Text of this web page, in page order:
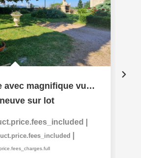
Maison en pierre avec magnifique vue sur la campagne
sur lot